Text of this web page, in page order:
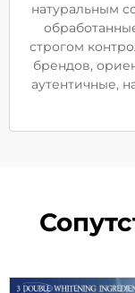
натуральным
строгом
брендов,
аутентичные,